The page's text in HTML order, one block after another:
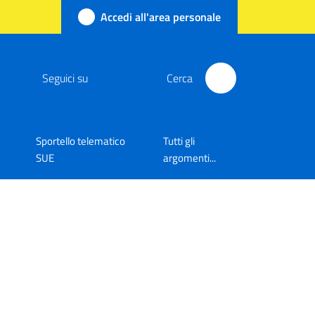
Accedi all'area personale
Seguici su Cerca
Sportello telematico
SUE
Tutti gli
argomenti...